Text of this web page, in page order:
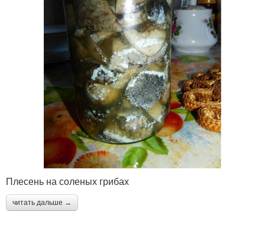
Плесень на соленых грибах
читать дальше →